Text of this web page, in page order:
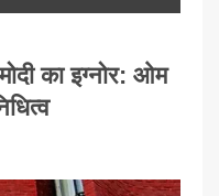
का इग्नोर: ओम